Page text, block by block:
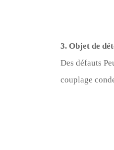
3. Objet de
Des défauts
couplage